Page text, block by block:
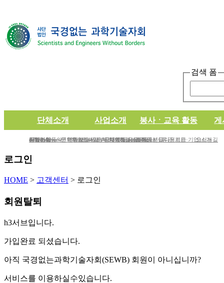
검색 폼
단체소개
단체소개 연혁 인사말 함께하는 사람들 CI다운로드 오시는길
사업소개
사업분야
봉사ㆍ교육 활동 게
공지사항 문의하기 기부금내역&결산서류공시
e-Newsletter 연간보고서/도서/자료집 갤러리 유관(기관·기업)소개
iWc Overview Structure of iWc Research topics
회원가입동의 후원하기 단체에 도움을 주신 분들
로그인
HOME > 고객센터 > 로그인
회원탈퇴
h3서브입니다.
가입완료 되셨습니다.
아직 국경없는과학기술자회(SEWB) 회원이 아니십니까?
서비스를 이용하실수있습니다.